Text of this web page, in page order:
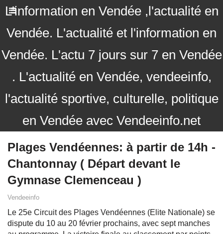
L'information en Vendée ,l'actualité en
Vendée. L'actualité et l'information en
Vendée. L'actu 7 jours sur 7 en Vendée
. L'actualité en Vendée, vendeeinfo,
l'actualité sportive, culturelle, politique
en Vendée avec Vendeeinfo.net
Plages Vendéennes: à partir de 14h -
Chantonnay ( Départ devant le
Gymnase Clemenceau )
Vendeeinfo
Le 25e Circuit des Plages Vendéennes (Elite Nationale) se
dispute du 10 au 20 février prochains, avec sept manches